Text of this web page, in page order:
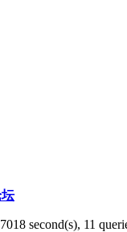
second(s), 11